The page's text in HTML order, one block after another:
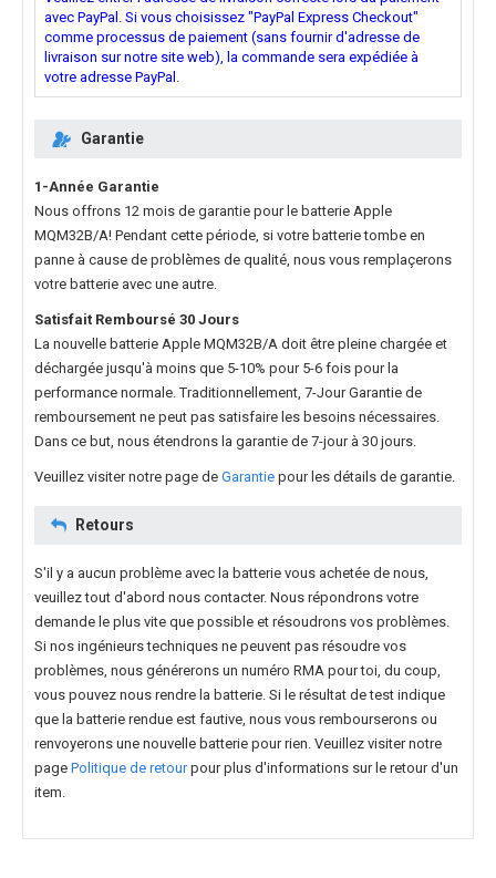
avec PayPal. Si vous choisissez "PayPal Express Checkout"
comme processus de paiement (sans fournir d'adresse de
livraison sur notre site web), la commande sera expédiée à
votre adresse PayPal.
Garantie
1-Année Garantie
Nous offrons 12 mois de garantie pour le batterie Apple
MQM32B/A! Pendant cette période, si votre batterie tombe en
panne à cause de problèmes de qualité, nous vous remplaçerons
votre batterie avec une autre.
Satisfait Remboursé 30 Jours
La nouvelle batterie Apple MQM32B/A doit être pleine chargée et
déchargée jusqu'à moins que 5-10% pour 5-6 fois pour la
performance normale. Traditionnellement, 7-Jour Garantie de
remboursement ne peut pas satisfaire les besoins nécessaires.
Dans ce but, nous étendrons la garantie de 7-jour à 30 jours.
Veuillez visiter notre page de Garantie pour les détails de garantie.
Retours
S'il y a aucun problème avec la batterie vous achetée de nous,
veuillez tout d'abord nous contacter. Nous répondrons votre
demande le plus vite que possible et résoudrons vos problèmes.
Si nos ingénieurs techniques ne peuvent pas résoudre vos
problèmes, nous générerons un numéro RMA pour toi, du coup,
vous pouvez nous rendre la batterie. Si le résultat de test indique
que la batterie rendue est fautive, nous vous rembourserons ou
renvoyerons une nouvelle batterie pour rien. Veuillez visiter notre
page Politique de retourpour plus d'informations sur le retour d'un
item.